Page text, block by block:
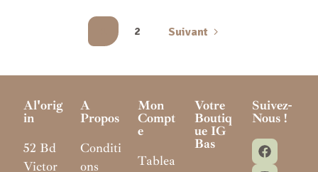
2 Suivant
Al'orig
In
52 Bd
Victor
A
Propos
Conditi
ons
Mon
Compt
E
Tablea
Votre
Boutiq
Ue IG
Bas
Suivez-
Nous !